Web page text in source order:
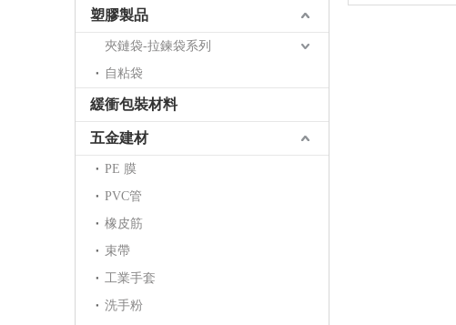
塑膠製品
夾鏈袋-拉鍊袋系列
自粘袋
緩衝包裝材料
五金建材
PE 膜
PVC管
橡皮筋
束帶
工業手套
洗手粉